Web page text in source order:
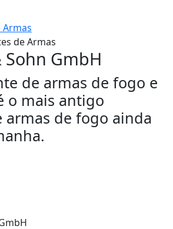
de Armas
Sohn GmbH
de armas de fogo e
o mais antigo
armas de fogo ainda